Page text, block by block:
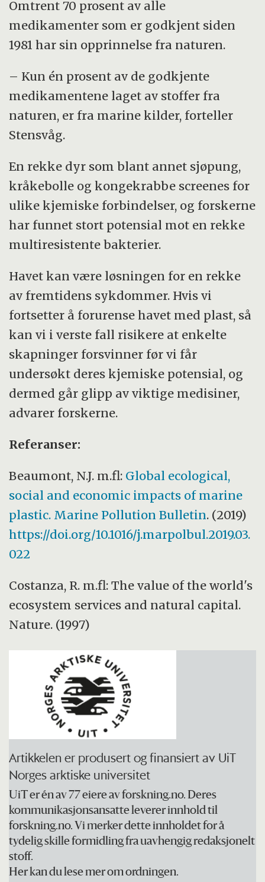
Omtrent 70 prosent av alle
medikamenter som er godkjent siden
1981 har sin opprinnelse fra naturen.
– Kun én prosent av de godkjente
medikamentene laget av stoffer fra
naturen, er fra marine kilder, forteller
Stensvåg.
En rekke dyr som blant annet sjøpung,
kråkebolle og kongekrabbe screenes for
ulike kjemiske forbindelser, og forskerne
har funnet stort potensial mot en rekke
multiresistente bakterier.
Havet kan være løsningen for en rekke
av fremtidens sykdommer. Hvis vi
fortsetter å forurense havet med plast, så
kan vi i verste fall risikere at enkelte
skapninger forsvinner før vi får
undersøkt deres kjemiske potensial, og
dermed går glipp av viktige medisiner,
advarer forskerne.
Referanser:
Beaumont, N.J. m.fl: Global ecological,
social and economic impacts of marine
plastic. Marine Pollution Bulletin. (2019)
https://doi.org/10.1016/j.marpolbul.2019.03.
022
Costanza, R. m.fl: The value of the world's
ecosystem services and natural capital.
Nature. (1997)
Artikkelen er produsert og finansiert av UiT
Norges arktiske universitet
UiT er én av 77 eiere av forskning.no. Deres
kommunikasjonsansatte leverer innhold til
forskning.no. Vi merker dette innholdet for å
tydelig skille formidling fra uavhengig redaksjonelt
stoff.
Her kan du lese mer om ordningen.